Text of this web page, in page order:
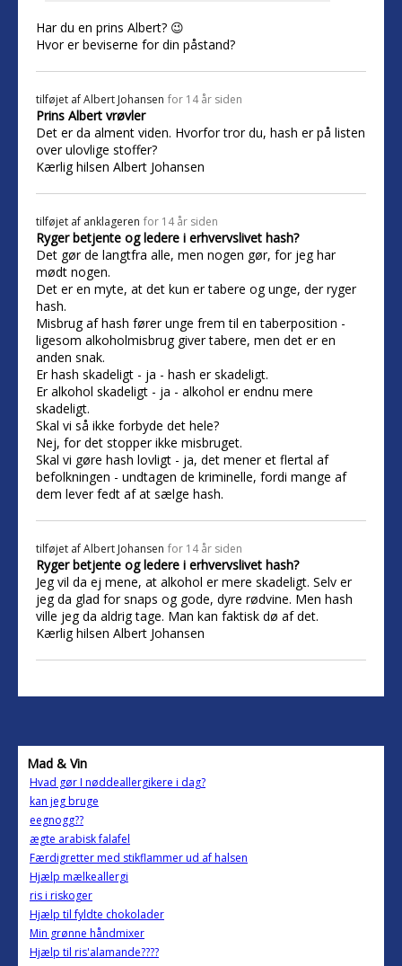
Har du en prins Albert? 😉
Hvor er beviserne for din påstand?
tilføjet afAlbert Johansen for 14 år siden
Prins Albert vrøvler
Det er da alment viden. Hvorfor tror du, hash er på listen
over ulovlige stoffer?
Kærlig hilsen Albert Johansen
tilføjet af anklageren for 14 år siden
Ryger betjente og ledere i erhvervslivet hash?
Det gør de langtfra alle, men nogen gør, for jeg har
mødt nogen.
Det er en myte, at det kun er tabere og unge, der ryger
hash.
Misbrug af hash fører unge frem til en taberposition -
ligesom alkoholmisbrug giver tabere, men det er en
anden snak.
Er hash skadeligt - ja - hash er skadeligt.
Er alkohol skadeligt - ja - alkohol er endnu mere
skadeligt.
Skal vi så ikke forbyde det hele?
Nej, for det stopper ikke misbruget.
Skal vi gøre hash lovligt - ja, det mener et flertal af
befolkningen - undtagen de kriminelle, fordi mange af
dem lever fedt af at sælge hash.
tilføjet afAlbert Johansen for 14 år siden
Ryger betjente og ledere i erhvervslivet hash?
Jeg vil da ej mene, at alkohol er mere skadeligt. Selv er
jeg da glad for snaps og gode, dyre rødvine. Men hash
ville jeg da aldrig tage. Man kan faktisk dø af det.
Kærlig hilsen Albert Johansen
Mad & Vin
Hvad gør I nøddeallergikere i dag?
kan jeg bruge
eegnogg??
ægte arabisk falafel
Færdigretter med stikflammer ud af halsen
Hjælp mælkeallergi
ris i riskoger
Hjælp til fyldte chokolader
Min grønne håndmixer
Hjælp til ris'alamande????